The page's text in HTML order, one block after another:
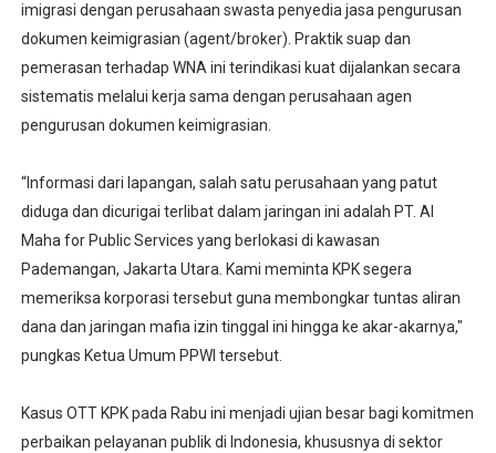
imigrasi dengan perusahaan swasta penyedia jasa pengurusan
dokumen keimigrasian (agent/broker). Praktik suap dan
pemerasan terhadap WNA ini terindikasi kuat dijalankan secara
sistematis melalui kerja sama dengan perusahaan agen
pengurusan dokumen keimigrasian.
“Informasi dari lapangan, salah satu perusahaan yang patut
diduga dan dicurigai terlibat dalam jaringan ini adalah PT. Al
Maha for Public Services yang berlokasi di kawasan
Pademangan, Jakarta Utara. Kami meminta KPK segera
memeriksa korporasi tersebut guna membongkar tuntas aliran
dana dan jaringan mafia izin tinggal ini hingga ke akar-akarnya,"
pungkas Ketua Umum PPWI tersebut.
Kasus OTT KPK pada Rabu ini menjadi ujian besar bagi komitmen
perbaikan pelayanan publik di Indonesia, khususnya di sektor